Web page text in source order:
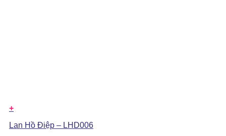
+
Lan Hồ Điệp – LHD006